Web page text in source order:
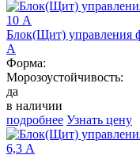
Блок(Щит) управления
А
Форма:
Морозоустойчивость:
да
в наличии
подробнее Узнать цену